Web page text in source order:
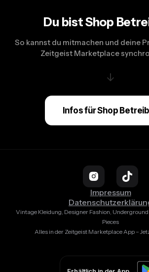
Du bist Shop
So kannst du mitmachen und deine
Zeitgeist Marketplace
↓
Infos für Shop
Impressum
Vintage Kleidung, Designer Fashion,
Pieces
Alles in der Zeitgeist Marketplace App –